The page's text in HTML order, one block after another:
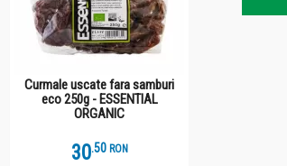
Curmale uscate fara samburi
eco 250g - ESSENTIAL
ORGANIC
30.5 RON